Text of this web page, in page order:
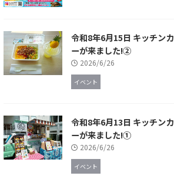
令和8年6月15日 キッチンカ
ーが来ました!②
2026/6/26
イベント
令和8年6月13日 キッチンカ
ーが来ました!①
2026/6/26
イベント